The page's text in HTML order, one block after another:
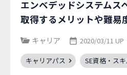
エンベデッドシステムス
取得するメリットや難易
キャリア 2020/03/11 UP
キャリアパス SE資格・ス